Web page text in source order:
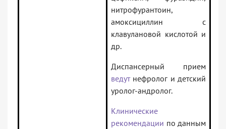
нитрофурантоин,
амоксициллин с
клавулановой кислотой и
др.
Диспансерный прием
ведутнефролог и детский
уролог-андролог.
Клинические
рекомендации по данным